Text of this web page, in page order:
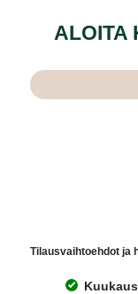
ALOITA
Tilausvaihtoehdot ja